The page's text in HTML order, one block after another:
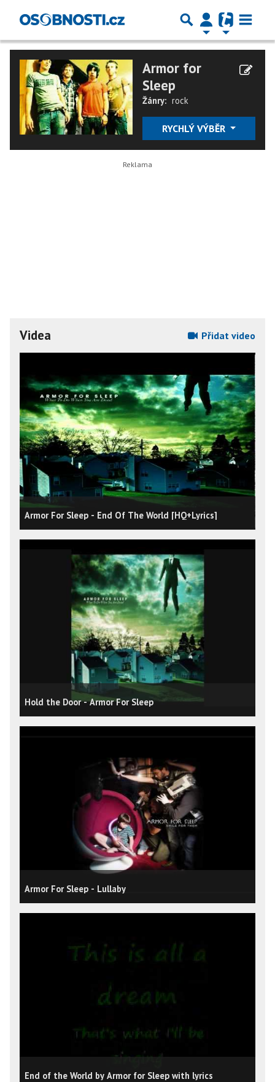
Armor for
Sleep
Žánry: rock
RYCHLÝ VÝBĚR
Videa Přidat video
Armor For Sleep - End Of The World [HQ+Lyrics]
Hold the Door - Armor For Sleep
Armor For Sleep - Lullaby
End of the World by Armor for Sleep with lyrics